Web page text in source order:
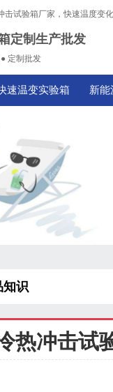
试验箱厂家，快速温度变
定制生产批发
定制批发
速温变实验箱 新
知识
热冲击试